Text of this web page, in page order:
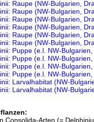
Consolida-Arten (=